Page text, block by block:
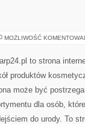
MOŻLIWOŚĆ
to strona
produktów
może być
dla osób,
do urody. To